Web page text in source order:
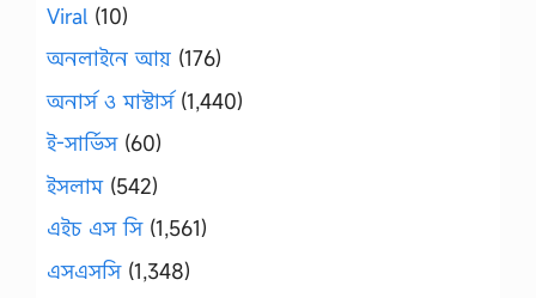
Viral (10)
অনলাইনে আয় (176)
অনার্স ও মাস্টার্স(1,440)
ই-সার্ভিস(60)
ইসলাম(542)
এইচ এস সি(1,561)
এসএসসি(1,348)